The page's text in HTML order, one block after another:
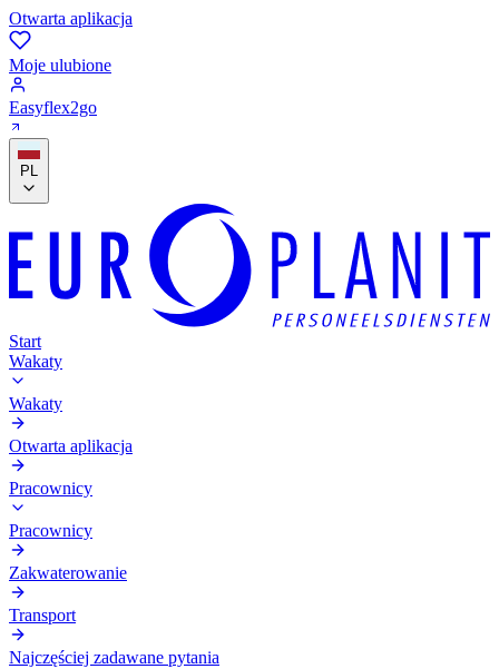
Otwarta aplikacja
Moje ulubione
Easyflex2go
PL
Start
Wakaty
Wakaty
Otwarta aplikacja
Pracownicy
Pracownicy
Zakwaterowanie
Transport
Najczęściej zadawane pytania